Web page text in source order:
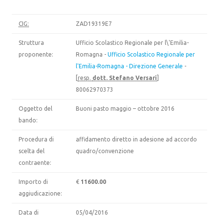
CIG: ZAD19319E7
Struttura
proponente:
Ufficio Scolastico Regionale per l\'Emilia-
Romagna - Ufficio Scolastico Regionale per
l'Emilia-Romagna - Direzione Generale -
resp. dott. Stefano Versari
80062970373
Oggetto del
bando:
Buoni pasto maggio – ottobre 2016
Procedura di
scelta del
contraente:
affidamento diretto in adesione ad accordo
quadro/convenzione
Importo di
aggiudicazione:
€ 11600.00
Data di
05/04/2016